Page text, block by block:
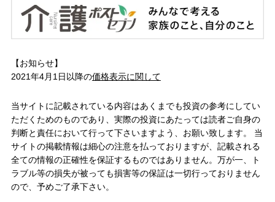
【お知らせ】
2021年4月1日以降の価格表示に関して
当サイトに記載されている内容はあくまでも投資の参考にしてい
ただくためのものであり、実際の投資にあたっては読者ご自身の
判断と責任において行って下さいますよう、お願い致します。 当
サイトの掲載情報は細心の注意を払っておりますが、記載される
全ての情報の正確性を保証するものではありません。万が一、ト
ラブル等の損失が被っても損害等の保証は一切行っておりません
ので、予めご了承下さい。